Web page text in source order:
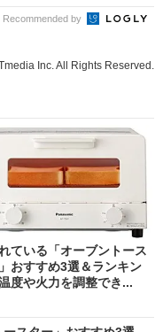
Recommended by
Inc. All Rights Reserved.
ている「オーブントース
おすすめ3選＆ランキン
度や火力を調整でき...